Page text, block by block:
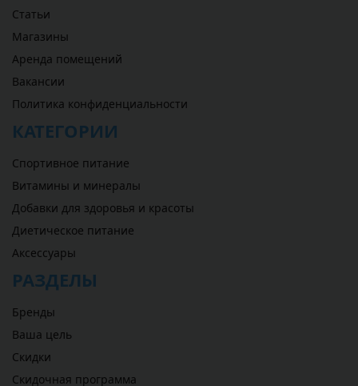
Статьи
Магазины
Аренда помещений
Вакансии
Политика конфиденциальности
КАТЕГОРИИ
Спортивное питание
Витамины и минералы
Добавки для здоровья и красоты
Диетическое питание
Аксессуары
РАЗДЕЛЫ
Бренды
Ваша цель
Скидки
Скидочная программа